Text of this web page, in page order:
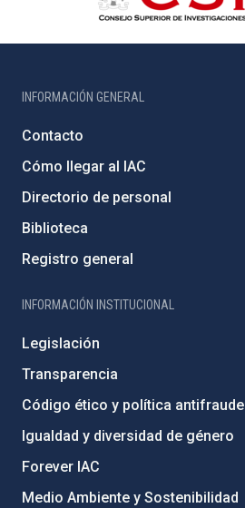
INFORMACIÓN GENERAL
Contacto
Cómo llegar al IAC
Directorio de personal
Biblioteca
Registro general
INFORMACIÓN INSTITUCIONAL
Legislación
Transparencia
Código ético y política antifraude
Igualdad y diversidad de género
Forever IAC
Medio Ambiente y Sostenibilidad